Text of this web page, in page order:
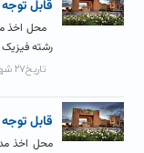
قابل
محل اخذ
رشته فیزیک :
تاریخ۲۷ شهریور ۱۳۹۶
قابل
محل اخذ